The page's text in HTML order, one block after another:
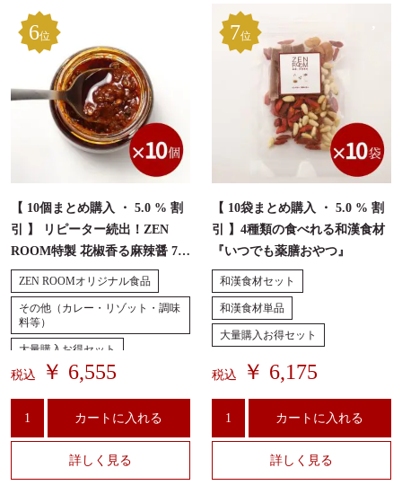
6位
【 10個まとめ購入 ・ 5.0 % 割
引 】 リピーター続出！ZEN
ROOM特製 花椒香る麻辣醤 70g
※火鍋に必須
ZEN ROOMオリジナル食品
その他（カレー・リゾット・調味
料等）
大量購入お得セット
薬膳火鍋『十八和漢 火鍋スー
税込 ￥ 6,555
カートに入れる
詳しく見る
7位
【 10袋まとめ購入 ・ 5.0 % 割
引 】4種類の食べれる和漢食材
『いつでも薬膳おやつ』
和漢食材セット
和漢食材単品
大量購入お得セット
税込 ￥ 6,175
カートに入れる
詳しく見る